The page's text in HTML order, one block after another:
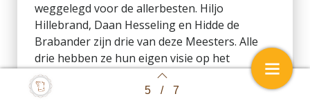
Back to index 5 / 7
weggelegd voor de allerbesten. Hiljo
Hillebrand, Daan Hesseling en Hidde de
Brabander zijn drie van deze Meesters. Alle
drie hebben ze hun eigen visie op het
bakkersvak, maar één ding hebben ze
gemeen: ze gaan voor kwaliteit. Dat geldt ook